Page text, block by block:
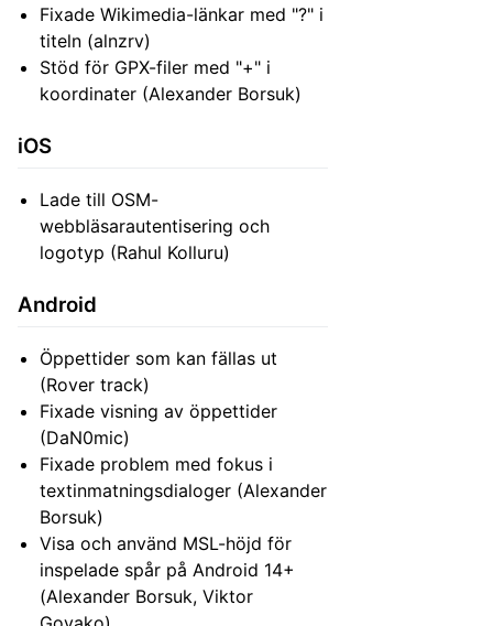
Fixade Wikimedia-länkar med "?" i
titeln (alnzrv)
Stöd för GPX-filer med "+" i
koordinater (Alexander Borsuk)
iOS
Lade till OSM-
webbläsarautentisering och
logotyp (Rahul Kolluru)
Android
Öppettider som kan fällas ut
(Rover track)
Fixade visning av öppettider
(DaN0mic)
Fixade problem med fokus i
textinmatningsdialoger (Alexander
Borsuk)
Visa och använd MSL-höjd för
inspelade spår på Android 14+
(Alexander Borsuk, Viktor